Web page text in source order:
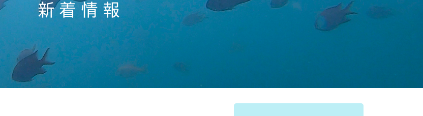
新着情報